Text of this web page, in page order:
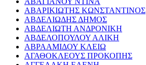
ΑΒΑΡΙΚΙΩΤΗΣ ΚΩΝΣΤΑΝΤΙΝΟΣ
ΑΒΔΕΛΙΩΔΗΣ ΔΗΜΟΣ
ΑΒΔΕΛΙΩΤΗ ΑΝΔΡΟΝΙΚΗ
ΑΒΔΕΛΟΠΟΥΛΟΥ ΑΛΙΚΗ
ΑΒΡΑΑΜΙΔΟΥ ΚΛΕΙΩ
ΑΓΑΘΟΚΛΕΟΥΣ ΠΡΟΚΟΠΗΣ